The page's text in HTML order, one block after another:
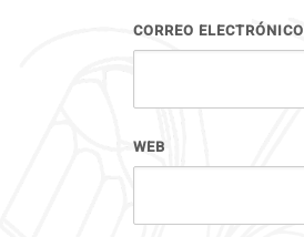
CORREO ELECTRÓNICO
WEB